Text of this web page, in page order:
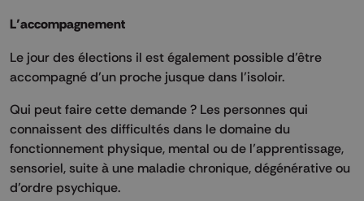
L’accompagnement
Le jour des élections il est également possible d’être
accompagné d’un proche jusque dans l’isoloir.
Qui peut faire cette demande ? Les personnes qui
connaissent des difficultés dans le domaine du
fonctionnement physique, mental ou de l’apprentissage,
sensoriel, suite à une maladie chronique, dégénérative ou
d’ordre psychique.